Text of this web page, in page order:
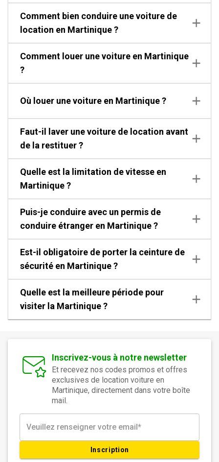
Comment bien conduire une voiture de
location en Martinique ?
Comment louer une voiture en Martinique
?
Où louer une voiture en Martinique ?
Faut-il laver une voiture de location avant
de la restituer ?
Quelle est la limitation de vitesse en
Martinique ?
Puis-je conduire avec un permis de
conduire étranger en Martinique ?
Est-il obligatoire de porter la ceinture de
sécurité en Martinique ?
Quelle est la meilleure période pour
visiter la Martinique ?
Inscrivez-vous à notre newsletter
Et recevez nos codes promos et offres
exclusives de location voiture en
Martinique, directement dans votre boîte
mail.
Inscription